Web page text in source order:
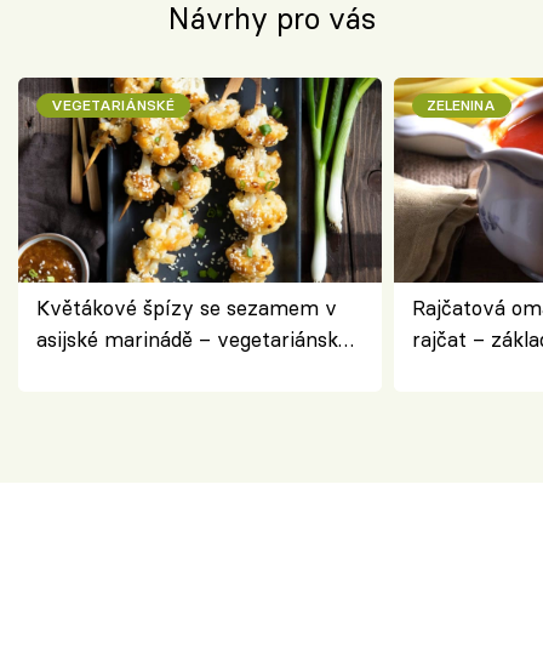
Návrhy pro vás
VEGETARIÁNSKÉ
Květákové špízy se sezamem v
asijské marinádě – vegetariánská
ZELENINA
Rajčatová
rajčat –